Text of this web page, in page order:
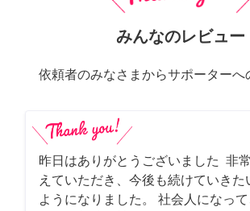
みんなのレビュー
依頼者のみなさまからサポーターへ
昨日はありがとうございました 非
えていただき、今後も続けていきた
ようになりました。 社会人になっ